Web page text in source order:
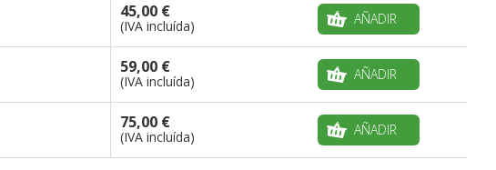
45,00 €
(IVA incluída) AÑADIR
59,00 €
(IVA incluída) AÑADIR
75,00 €
(IVA incluída) AÑADIR